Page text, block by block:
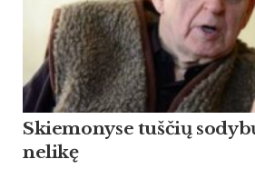
Skiemonyse tuščių
nelikę